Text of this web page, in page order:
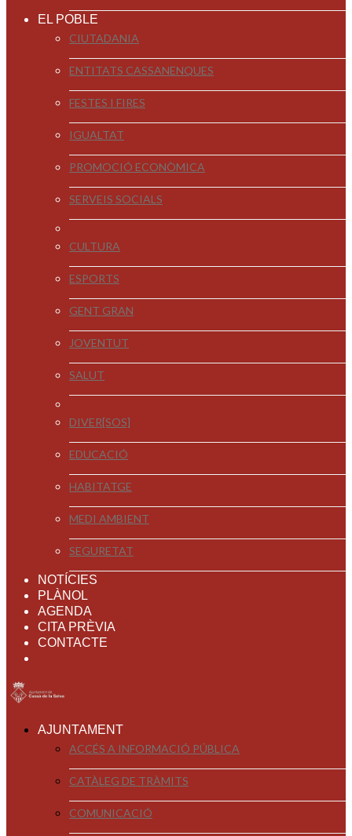
EL POBLE
CIUTADANIA
ENTITATS CASSANENQUES
FESTES I FIRES
IGUALTAT
PROMOCIÓ ECONÒMICA
SERVEIS SOCIALS
CULTURA
ESPORTS
GENT GRAN
JOVENTUT
SALUT
DIVER[SOS]
EDUCACIÓ
HABITATGE
MEDI AMBIENT
SEGURETAT
NOTÍCIES
PLÀNOL
AGENDA
CITA PRÈVIA
CONTACTE
AJUNTAMENT
ACCÉS A INFORMACIÓ PÚBLICA
CATÀLEG DE TRÀMITS
COMUNICACIÓ